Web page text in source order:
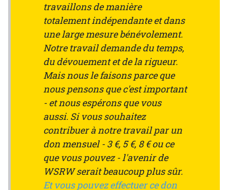
travaillons de manière
totalement indépendante et dans
une large mesure bénévolement.
Notre travail demande du temps,
du dévouement et de la rigueur.
Mais nous le faisons parce que
nous pensons que c'est important
- et nous espérons que vous
aussi. Si vous souhaitez
contribuer à notre travail par un
don mensuel - 3 €, 5 €, 8 € ou ce
que vous pouvez - l'avenir de
WSRW serait beaucoup plus sûr.
Et vous pouvez effectuer ce don